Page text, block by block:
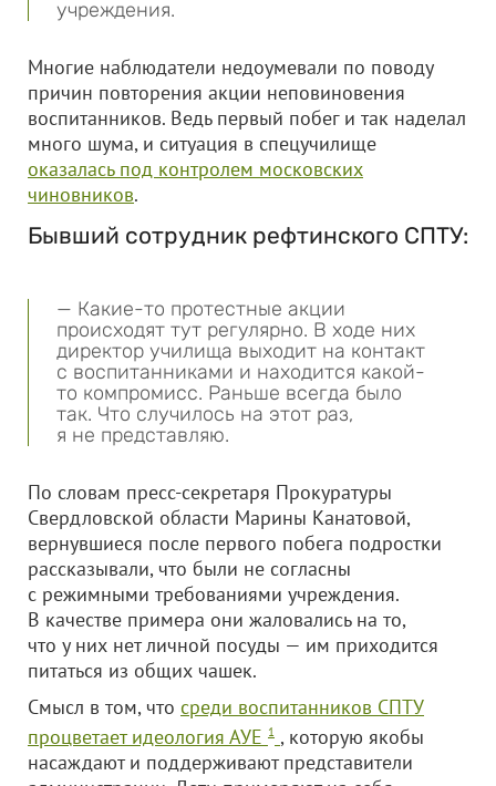
учреждения.
Многие наблюдатели недоумевали по поводу
причин повторения акции неповиновения
воспитанников. Ведь первый побег и так наделал
много шума, и ситуация в спецучилище
оказалась под контролем московских
чиновников.
Бывший сотрудник рефтинского СПТУ:
— Какие-то протестные акции
происходят тут регулярно. В ходе них
директор училища выходит на контакт
с воспитанниками и находится какой-
то компромисс. Раньше всегда было
так. Что случилось на этот раз,
я не представляю.
По словам пресс-секретаря Прокуратуры
Свердловской области Марины Канатовой,
вернувшиеся после первого побега подростки
рассказывали, что были не согласны
с режимными требованиями учреждения.
В качестве примера они жаловались на то,
что у них нет личной посуды — им приходится
питаться из общих чашек.
Смысл в том, что среди воспитанников СПТУ
процветает идеология АУЕ 1 , которую якобы
насаждают и поддерживают представители